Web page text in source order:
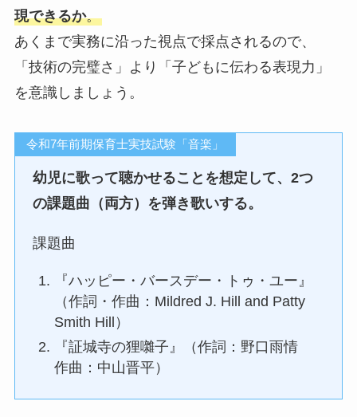
現できるか。
あくまで実務に沿った視点で採点されるので、
「技術の完璧さ」より「子どもに伝わる表現力」
を意識しましょう。
令和7年前期保育士実技試験「音楽」
幼児に歌って聴かせることを想定して、2つ
の課題曲（両方）を弾き歌いする。
課題曲
『ハッピー・バースデー・トゥ・ユー』
（作詞・作曲：Mildred J. Hill and Patty
Smith Hill）
『証城寺の狸囃子』（作詞：野口雨情
作曲：中山晋平）